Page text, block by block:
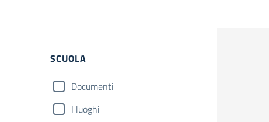
Filtri
SCUOLA
Documenti
I luoghi